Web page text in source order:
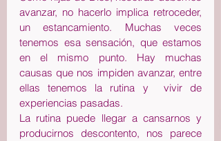
avanzar, no hacerlo implica retroceder,
un estancamiento. Muchas veces
tenemos esa sensación, que estamos
en el mismo punto. Hay muchas
causas que nos impiden avanzar, entre
ellas tenemos la rutina y  vivir de
experiencias pasadas.
La rutina puede llegar a cansarnos y
producirnos descontento, nos parece